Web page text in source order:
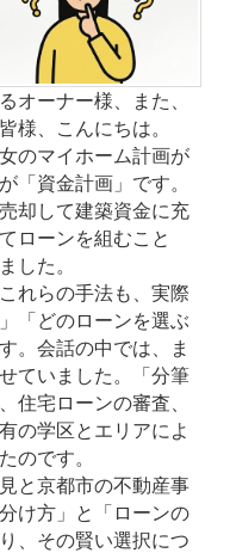
オーナー様、また、
様、こんにちは。
のマイホーム計画が
「資金計画」です。
却して建築資金に充
ローンを組むこと
した。
れらの手法も、実際
「どのローンを選ぶ
。会話の中では、ま
ていました。「分筆
住宅ローンの審査、
の学区とエリアによ
のです。
と京都市の不動産事
け方」と「ローンの
、その賢い選択につ